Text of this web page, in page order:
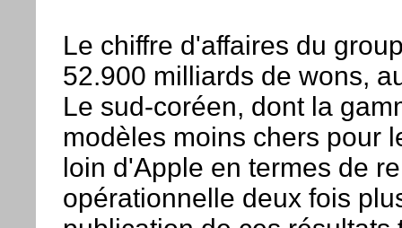
Le chiffre d'affaires du
52.900 milliards de wons,
Le sud-coréen, dont la
modèles moins chers pour
loin d'Apple en termes de
opérationnelle deux fois